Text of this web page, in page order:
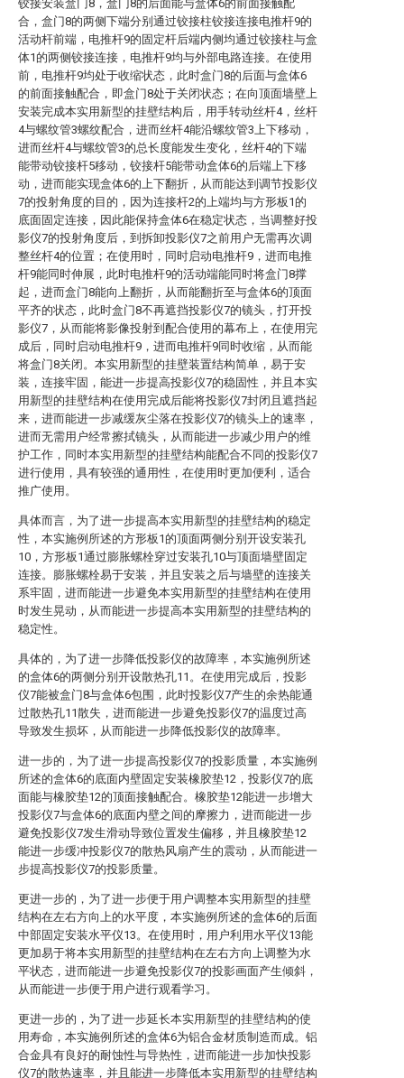
铰接安装盒门8，盒门8的后面能与盒体6的前面接触配
合，盒门8的两侧下端分别通过铰接柱铰接连接电推杆9的
活动杆前端，电推杆9的固定杆后端内侧均通过铰接柱与盒
体1的两侧铰接连接，电推杆9均与外部电路连接。在使用
前，电推杆9均处于收缩状态，此时盒门8的后面与盒体6
的前面接触配合，即盒门8处于关闭状态；在向顶面墙壁上
安装完成本实用新型的挂壁结构后，用手转动丝杆4，丝杆
4与螺纹管3螺纹配合，进而丝杆4能沿螺纹管3上下移动，
进而丝杆4与螺纹管3的总长度能发生变化，丝杆4的下端
能带动铰接杆5移动，铰接杆5能带动盒体6的后端上下移
动，进而能实现盒体6的上下翻折，从而能达到调节投影仪
7的投射角度的目的，因为连接杆2的上端均与方形板1的
底面固定连接，因此能保持盒体6在稳定状态，当调整好投
影仪7的投射角度后，到拆卸投影仪7之前用户无需再次调
整丝杆4的位置；在使用时，同时启动电推杆9，进而电推
杆9能同时伸展，此时电推杆9的活动端能同时将盒门8撑
起，进而盒门8能向上翻折，从而能翻折至与盒体6的顶面
平齐的状态，此时盒门8不再遮挡投影仪7的镜头，打开投
影仪7，从而能将影像投射到配合使用的幕布上，在使用完
成后，同时启动电推杆9，进而电推杆9同时收缩，从而能
将盒门8关闭。本实用新型的挂壁装置结构简单，易于安
装，连接牢固，能进一步提高投影仪7的稳固性，并且本实
用新型的挂壁结构在使用完成后能将投影仪7封闭且遮挡起
来，进而能进一步减缓灰尘落在投影仪7的镜头上的速率，
进而无需用户经常擦拭镜头，从而能进一步减少用户的维
护工作，同时本实用新型的挂壁结构能配合不同的投影仪7
进行使用，具有较强的通用性，在使用时更加便利，适合
推广使用。
具体而言，为了进一步提高本实用新型的挂壁结构的稳定
性，本实施例所述的方形板1的顶面两侧分别开设安装孔
10，方形板1通过膨胀螺栓穿过安装孔10与顶面墙壁固定
连接。膨胀螺栓易于安装，并且安装之后与墙壁的连接关
系牢固，进而能进一步避免本实用新型的挂壁结构在使用
时发生晃动，从而能进一步提高本实用新型的挂壁结构的
稳定性。
具体的，为了进一步降低投影仪的故障率，本实施例所述
的盒体6的两侧分别开设散热孔11。在使用完成后，投影
仪7能被盒门8与盒体6包围，此时投影仪7产生的余热能通
过散热孔11散失，进而能进一步避免投影仪7的温度过高
导致发生损坏，从而能进一步降低投影仪的故障率。
进一步的，为了进一步提高投影仪7的投影质量，本实施例
所述的盒体6的底面内壁固定安装橡胶垫12，投影仪7的底
面能与橡胶垫12的顶面接触配合。橡胶垫12能进一步增大
投影仪7与盒体6的底面内壁之间的摩擦力，进而能进一步
避免投影仪7发生滑动导致位置发生偏移，并且橡胶垫12
能进一步缓冲投影仪7的散热风扇产生的震动，从而能进一
步提高投影仪7的投影质量。
更进一步的，为了进一步便于用户调整本实用新型的挂壁
结构在左右方向上的水平度，本实施例所述的盒体6的后面
中部固定安装水平仪13。在使用时，用户利用水平仪13能
更加易于将本实用新型的挂壁结构在左右方向上调整为水
平状态，进而能进一步避免投影仪7的投影画面产生倾斜，
从而能进一步便于用户进行观看学习。
更进一步的，为了进一步延长本实用新型的挂壁结构的使
用寿命，本实施例所述的盒体6为铝合金材质制造而成。铝
合金具有良好的耐蚀性与导热性，进而能进一步加快投影
仪7的散热速率，并且能进一步降低本实用新型的挂壁结构